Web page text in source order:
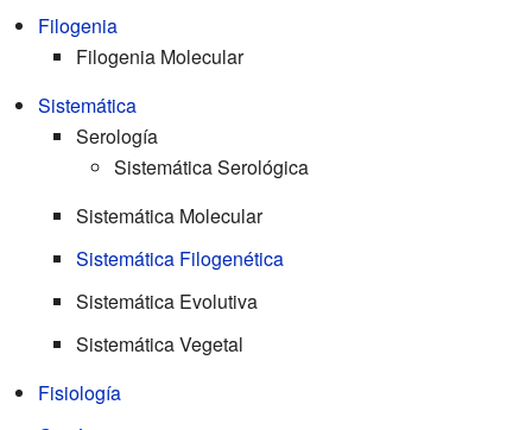
Filogenia
Filogenia Molecular
Sistemática
Serología
Sistemática Serológica
Sistemática Molecular
Sistemática Filogenética
Sistemática Evolutiva
Sistemática Vegetal
Fisiología